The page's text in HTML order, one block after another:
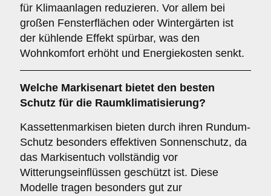
für Klimaanlagen reduzieren. Vor allem bei
großen Fensterflächen oder Wintergärten ist
der kühlende Effekt spürbar, was den
Wohnkomfort erhöht und Energiekosten senkt.
Welche Markisenart bietet den besten
Schutz für die Raumklimatisierung?
Kassettenmarkisen bieten durch ihren Rundum-
Schutz besonders effektiven Sonnenschutz, da
das Markisentuch vollständig vor
Witterungseinflüssen geschützt ist. Diese
Modelle tragen besonders gut zur